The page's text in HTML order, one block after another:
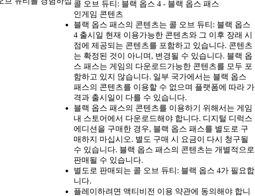
콜 오브 듀티: 블랙 옵스 4 - 블랙 옵스 패스
인게임 콘텐츠
가격
Available actions
블랙 옵스 패스의 콘텐츠는 콜 오브 듀티: 블랙 옵스
4 출시일 현재 이용가능한 콘텐츠와 그 이후 장래 시
점에 제공되는 콘텐츠를 포함하고 있습니다. 콘텐츠
는 확정된 것이 아니며, 변경될 수 있습니다. 블랙 옵
스 패스는 게임의 다운로드가능한 콘텐츠를 모두 포
함하고 있지 않습니다. 일부 국가에서는 블랙 옵스
패스의 콘텐츠를 이용할 수 없으며 플랫폼에 따라 가
격과 출시일이 다를 수 있습니다.
블랙 옵스 패스의 콘텐츠를 이용하기 위해서는 게임
내 스토어에서 다운로드해야 합니다. 디지털 디럭스
에디션을 구매한 경우, 블랙 옵스 패스를 별도로 구
매하지 마십시오. 별도 구매 시 요금이 다시 청구될
수 있습니다. 블랙 옵스 패스의 콘텐츠는 개별적으로
판매될 수 있습니다.
별도로 판매되는 콜 오브 듀티: 블랙 옵스 4가 필요합
니다.
플레이하려면 액티비전 이용 약관에 동의해야 합니